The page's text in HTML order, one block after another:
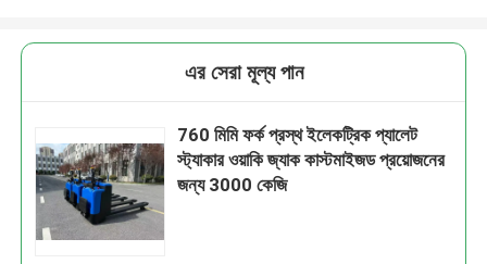
এর সেরা মূল্য পান
760 মিমি ফর্ক প্রস্থ ইলেকট্রিক প্যালেট
স্ট্যাকার ওয়াকি জ্যাক কাস্টমাইজড প্রয়োজনের
জন্য 3000 কেজি